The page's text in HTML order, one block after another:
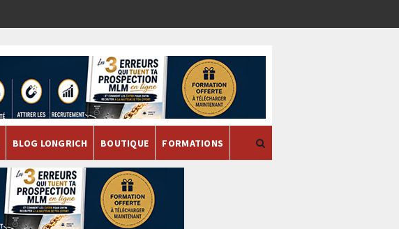
BLOG LONGRICH BOUTIQUE FORMATIONS